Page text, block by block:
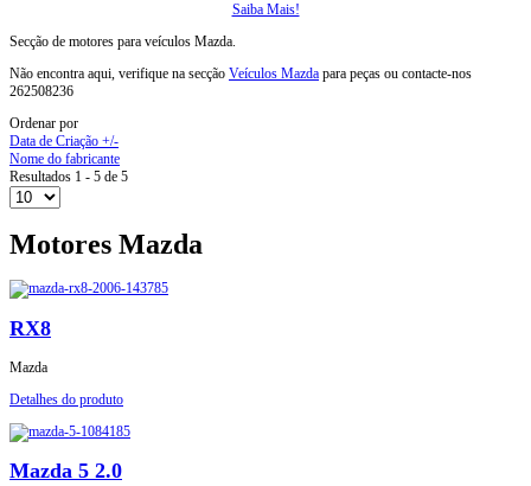
Saiba Mais!
Secção de motores para veículos Mazda.
Não encontra aqui, verifique na secção Veículos Mazda para peças ou contacte-nos
262508236
Ordenar por
Data de Criação +/-
Nome do fabricante
Resultados 1 - 5 de 5
Motores Mazda
RX8
Mazda
Detalhes do produto
Mazda 5 2.0